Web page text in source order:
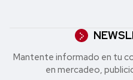
Mantente informado en tu
en mercadeo,